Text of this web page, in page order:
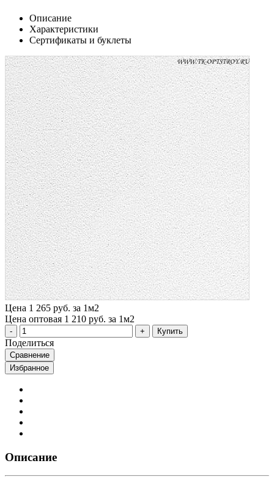
Описание
Характеристики
Сертификаты и буклеты
Цена 1 265 руб. за 1м2
Цена оптовая 1 210 руб. за 1м2
Купить
Поделиться
Сравнение
Избранное
Описание